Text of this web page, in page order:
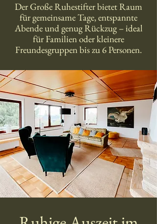
Der Große Ruhestifter bietet Raum
für gemeinsame Tage, entspannte
Abende und genug Rückzug – ideal
für Familien oder kleinere
Freundesgruppen bis zu 6 Personen.